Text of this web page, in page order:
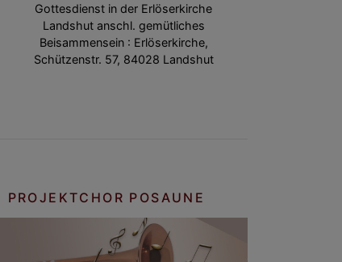
Gottesdienst in der Erlöserkirche
Landshut anschl. gemütliches
Beisammensein : Erlöserkirche,
Schützenstr. 57, 84028 Landshut
PROJEKTCHOR POSAUNE